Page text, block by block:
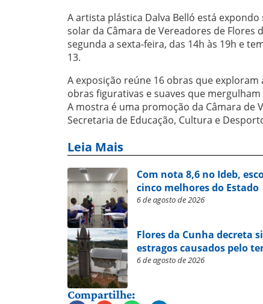
A artista plástica Dalva Belló está
solar da Câmara de Vereadores de Flores
segunda a sexta-feira, das 14h às 19h e
13.
A exposição reúne 16 obras que exploram
obras figurativas e suaves que
A mostra é uma promoção da Câmara de
Secretaria de Educação, Cultura e
Leia Mais
Com nota 8,6 no Ideb,
cinco melhores do Estado
6 de agosto de 2026
Flores da Cunha decreta
estragos causados pelo
6 de agosto de 2026
Compartilhe: